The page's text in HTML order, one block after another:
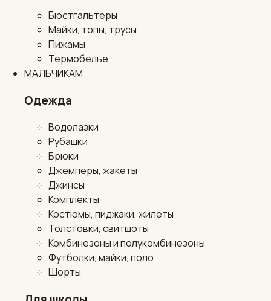
Бюстгальтеры
Майки, топы, трусы
Пижамы
Термобелье
МАЛЬЧИКАМ
Одежда
Водолазки
Рубашки
Брюки
Джемперы, жакеты
Джинсы
Комплекты
Костюмы, пиджаки, жилеты
Толстовки, свитшоты
Комбинезоны и полукомбинезоны
Футболки, майки, поло
Шорты